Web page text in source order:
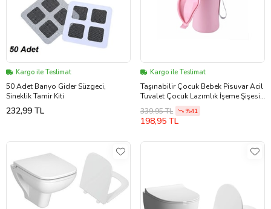
Kargo ile Teslimat
50 Adet Banyo Gider Süzgeci,
Sineklik Tamir Kiti
232,99 TL
Kargo ile Teslimat
Taşınabilir Çocuk Bebek Pisuvar Acil
Tuvalet Çocuk Lazımlık İşeme Şişesi
İdrar Kutusu
339,95 TL %41
198,95 TL